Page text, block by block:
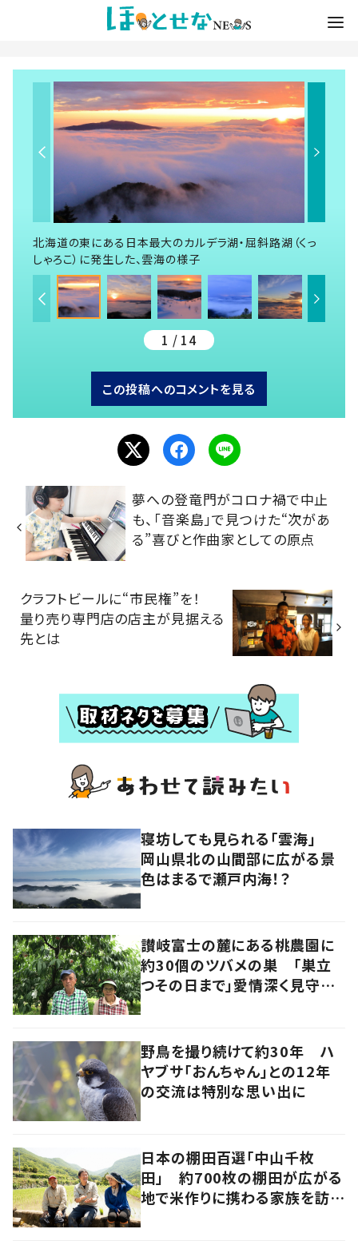
北海道の東にある日本最大のカルデラ湖・屈斜路湖（くっ
しゃろこ）に発生した、雲海の様子
1 / 14
この投稿へのコメントを見る
夢への登竜門がコロナ禍で中止
も、「音楽島」で見つけた“次があ
る”喜びと作曲家としての原点
クラフトビールに“市民権”を！
量り売り専門店の店主が見据える
先とは
寝坊しても見られる「雲海」
岡山県北の山間部に広がる景
色はまるで瀬戸内海！？
讃岐富士の麓にある桃農園に
約30個のツバメの巣 「巣立
つその日まで」愛情深く見守る
野鳥を撮り続けて約30年 ハ
ヤブサ「おんちゃん」との12年
の交流は特別な思い出に
日本の棚田百選「中山千枚
田」 約700枚の棚田が広がる
地で米作りに携わる家族を訪ね